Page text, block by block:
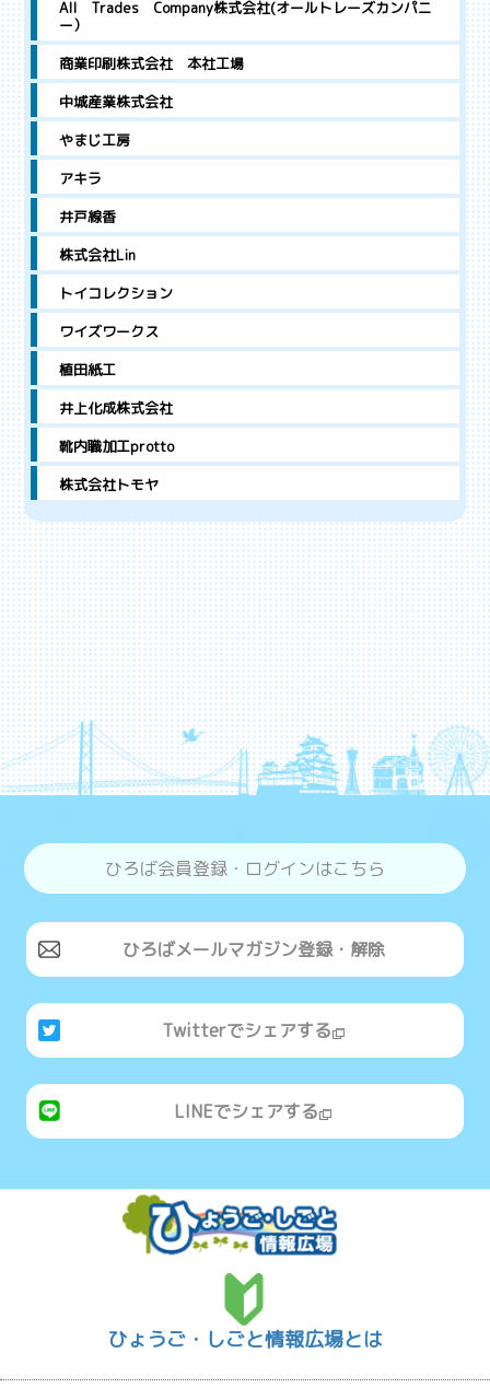
All Trades Company株式会社(オールトレーズカンパニ
ー）
商業印刷株式会社 本社工場
中城産業株式会社
やまじ工房
アキラ
井戸線香
株式会社Lin
トイコレクション
ワイズワークス
植田紙工
井上化成株式会社
靴内職加工protto
株式会社トモヤ
ひろば会員登録・ログインはこちら
ひろばメールマガジン登録・解除
Twitterでシェアする
LINEでシェアする
ひょうご・しごと情報広場とは